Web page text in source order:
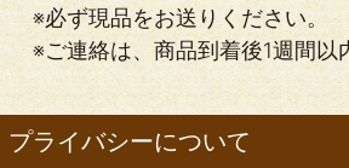
※必ず現品をお送りください。
※ご連絡は、商品到着後1週間以
プライバシーについて